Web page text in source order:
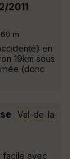
2011
m
en
19km sous
(donc
Val-de-la-
facile avec